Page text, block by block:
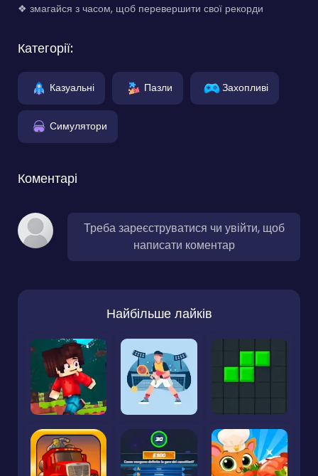
❖ змагайся з часом, щоб перевершити свої рекорди
Категорії:
Казуальні Пазли Захопливі
Симулятори
Коментарі
Треба зареєструватися чи увійти, щоб
написати коментар
Найбільше лайків